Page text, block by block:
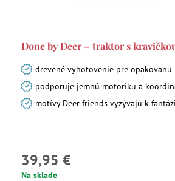
Done by Deer – traktor s
drevené vyhotovenie pre opakovanú
podporuje jemnú motoriku a
motívy Deer friends vyzývajú k
39,95 €
Na sklade